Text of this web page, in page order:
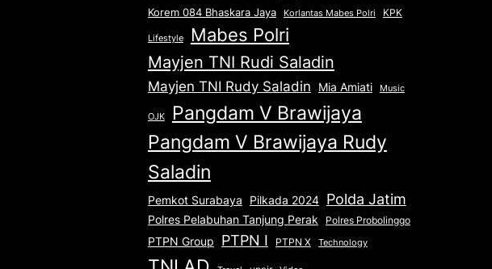
Korem 084 Bhaskara Jaya Korlantas Mabes Polri KPK
Lifestyle Mabes Polri
Mayjen TNI Rudi Saladin
Mayjen TNI Rudy Saladin Mia Amiati Music
OJK Pangdam V Brawijaya
Pangdam V Brawijaya Rudy
Saladin
Pemkot Surabaya Pilkada 2024 Polda Jatim
Polres Pelabuhan Tanjung Perak Polres Probolinggo
PTPN Group PTPN I PTPN X Technology